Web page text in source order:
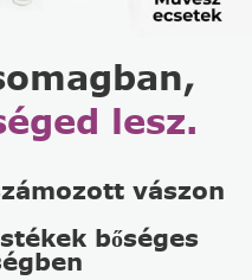
lesz.
vászon
bőséges